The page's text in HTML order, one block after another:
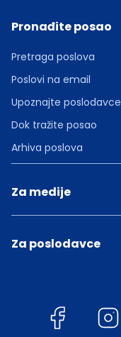
Pronađite posao
Pretraga poslova
Poslovi na email
Upoznajte poslodavce
Dok tražite posao
Arhiva poslova
Za medije
Za poslodavce